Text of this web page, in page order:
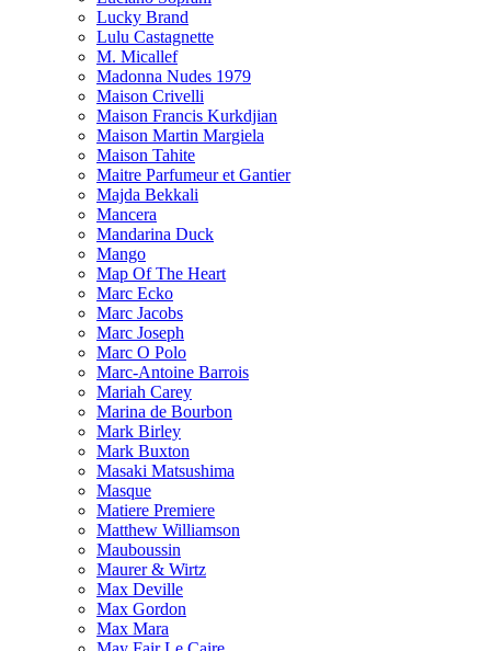
Lucky Brand
Lulu Castagnette
M. Micallef
Madonna Nudes 1979
Maison Crivelli
Maison Francis Kurkdjian
Maison Martin Margiela
Maison Tahite
Maitre Parfumeur et Gantier
Majda Bekkali
Mancera
Mandarina Duck
Mango
Map Of The Heart
Marc Ecko
Marc Jacobs
Marc Joseph
Marc O Polo
Marc-Antoine Barrois
Mariah Carey
Marina de Bourbon
Mark Birley
Mark Buxton
Masaki Matsushima
Masque
Matiere Premiere
Matthew Williamson
Mauboussin
Maurer & Wirtz
Max Deville
Max Gordon
Max Mara